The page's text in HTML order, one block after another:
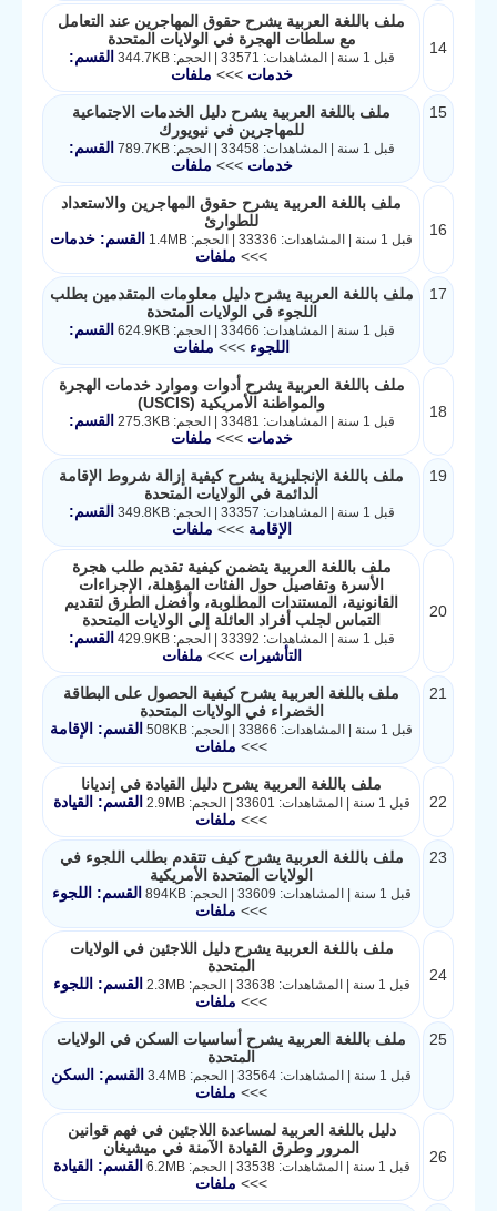
14
ملف باللغة العربية يشرح حقوق المهاجرين عند التعامل
مع سلطات الهجرة في الولايات المتحدة
قبل 1 سنة | المشاهدات: 33571 | الحجم: 344.7KB
القسم:
خدمات>>> ملفات
15
ملف باللغة العربية يشرح دليل الخدمات الاجتماعية
للمهاجرين في نيويورك
قبل 1 سنة | المشاهدات: 33458 | الحجم: 789.7KB
القسم:
خدمات>>> ملفات
16
ملف باللغة العربية يشرح حقوق المهاجرين والاستعداد
للطوارئ
قبل 1 سنة | المشاهدات: 33336 | الحجم: 1.4MB
القسم: خدمات
>>> ملفات
17
ملف باللغة العربية يشرح دليل معلومات المتقدمين بطلب
اللجوء في الولايات المتحدة
قبل 1 سنة | المشاهدات: 33466 | الحجم: 624.9KB
القسم:
اللجوء >>> ملفات
18
ملف باللغة العربية يشرح أدوات وموارد خدمات الهجرة
والمواطنة الأمريكية (USCIS)
قبل 1 سنة | المشاهدات: 33481 | الحجم: 275.3KB
القسم:
خدمات>>> ملفات
19
ملف باللغة الإنجليزية يشرح كيفية إزالة شروط الإقامة
الدائمة في الولايات المتحدة
قبل 1 سنة | المشاهدات: 33357 | الحجم: 349.8KB
القسم:
الإقامة>>> ملفات
20
ملف باللغة العربية يتضمن كيفية تقديم طلب هجرة
الأسرة وتفاصيل حول الفئات المؤهلة، الإجراءات
القانونية، المستندات المطلوبة، وأفضل الطرق لتقديم
التماس لجلب أفراد العائلة إلى الولايات المتحدة
قبل 1 سنة | المشاهدات: 33392 | الحجم: 429.9KB
القسم:
التأشيرات>>> ملفات
21
ملف باللغة العربية يشرح كيفية الحصول على البطاقة
الخضراء في الولايات المتحدة
قبل 1 سنة | المشاهدات: 33866 | الحجم: 508KB
القسم: الإقامة
>>> ملفات
22
ملف باللغة العربية يشرح دليل القيادة في إنديانا
قبل 1 سنة | المشاهدات: 33601 | الحجم: 2.9MB
القسم: القيادة
>>> ملفات
23
ملف باللغة العربية يشرح كيف تتقدم بطلب اللجوء في
الولايات المتحدة الأمريكية
قبل 1 سنة | المشاهدات: 33609 | الحجم: 894KB
القسم: اللجوء
>>> ملفات
24
ملف باللغة العربية يشرح دليل اللاجئين في الولايات
المتحدة
قبل 1 سنة | المشاهدات: 33638 | الحجم: 2.3MB
القسم: اللجوء
>>> ملفات
25
ملف باللغة العربية يشرح أساسيات السكن في الولايات
المتحدة
قبل 1 سنة | المشاهدات: 33564 | الحجم: 3.4MB
القسم: السكن
>>> ملفات
26
دليل باللغة العربية لمساعدة اللاجئين في فهم قوانين
المرور وطرق القيادة الآمنة في ميشيغان
قبل 1 سنة | المشاهدات: 33538 | الحجم: 6.2MB
القسم: القيادة
>>> ملفات